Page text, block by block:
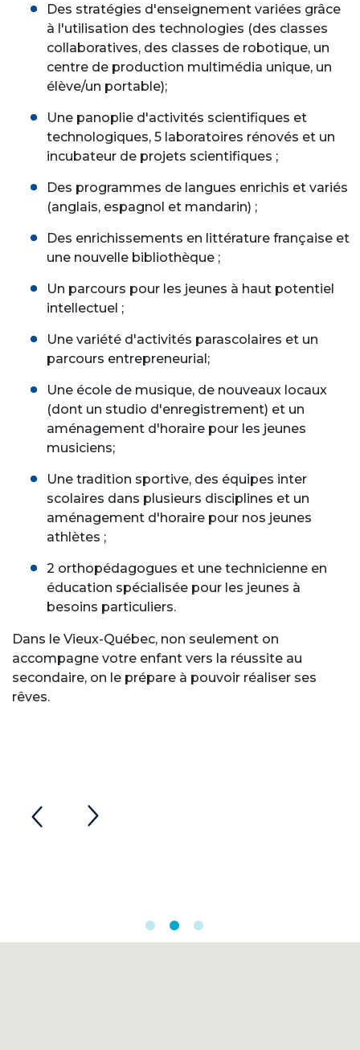
Des stratégies d'enseignement variées grâce
à l'utilisation des technologies (des classes
collaboratives, des classes de robotique, un
centre de production multimédia unique, un
élève/un portable);
Une panoplie d'activités scientifiques et
technologiques, 5 laboratoires rénovés et un
incubateur de projets scientifiques ;
Des programmes de langues enrichis et variés
(anglais, espagnol et mandarin) ;
Des enrichissements en littérature française et
une nouvelle bibliothèque ;
Un parcours pour les jeunes à haut potentiel
intellectuel ;
Une variété d'activités parascolaires et un
parcours entrepreneurial;
Une école de musique, de nouveaux locaux
(dont un studio d'enregistrement) et un
aménagement d'horaire pour les jeunes
musiciens;
Une tradition sportive, des équipes inter
scolaires dans plusieurs disciplines et un
aménagement d'horaire pour nos jeunes
athlètes ;
2 orthopédagogues et une technicienne en
éducation spécialisée pour les jeunes à
besoins particuliers.
Dans le Vieux-Québec, non seulement on
accompagne votre enfant vers la réussite au
secondaire, on le prépare à pouvoir réaliser ses
rêves.